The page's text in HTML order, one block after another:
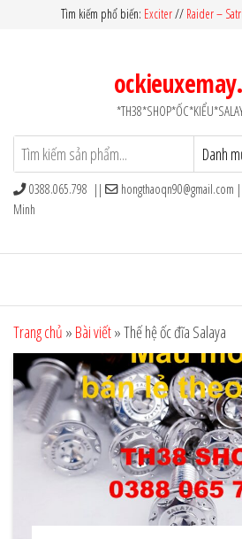
Tìm kiếm phổ biến: Exciter// Raider –
0388.065.798 || hongthaoqn90@gmail.com
Minh
Trang chủ » Bài viết»Thế hệ ốc đĩa Salaya